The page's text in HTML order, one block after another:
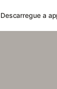
Descarregue a